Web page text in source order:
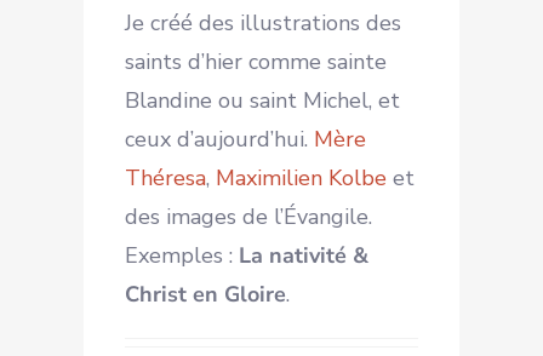
Je créé des illustrations des
saints d’hier comme sainte
Blandine ou saint Michel, et
ceux d’aujourd’hui. Mère
Théresa, Maximilien Kolbeet
des images de l’Évangile.
Exemples : La nativité &
Christ en Gloire.